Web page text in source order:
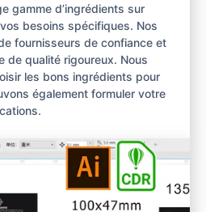
gamme d’ingrédients sur
besoins spécifiques. Nos
fournisseurs de confiance et
de qualité rigoureux. Nous
les bons ingrédients pour
également formuler votre